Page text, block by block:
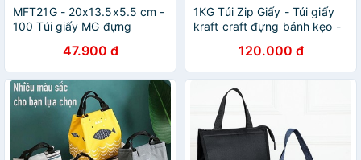
MFT21G - 20x13.5x5.5 cm -
100 Túi giấy MG đựng
47.900 đ
1KG Túi Zip Giấy - Túi giấy
kraft craft đựng bánh kẹo -
giấy 1 mặt trong
120.000 đ